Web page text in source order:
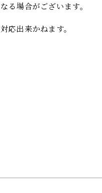
る場合がございます。
応出来かねます。